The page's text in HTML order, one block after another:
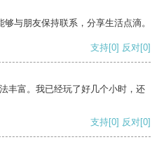
与朋友保持联系，分享生活点滴。
支持[0] 反对[0]
丰富。我已经玩了好几个小时，还
支持[0] 反对[0]